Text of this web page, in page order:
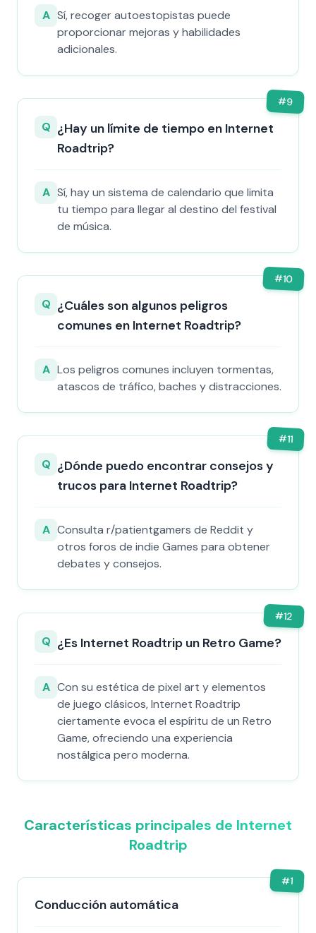
A Sí, recoger autoestopistas puede
proporcionar mejoras y habilidades
adicionales.
#9
Q ¿Hay un límite de tiempo en Internet
Roadtrip?
A Sí, hay un sistema de calendario que limita
tu tiempo para llegar al destino del festival
de música.
#10
Q ¿Cuáles son algunos peligros
comunes en Internet Roadtrip?
A Los peligros comunes incluyen tormentas,
atascos de tráfico, baches y distracciones.
#11
Q ¿Dónde puedo encontrar consejos y
trucos para Internet Roadtrip?
A Consulta r/patientgamers de Reddit y
otros foros de indie Games para obtener
debates y consejos.
#12
Q ¿Es Internet Roadtrip un Retro Game?
A Con su estética de pixel art y elementos
de juego clásicos, Internet Roadtrip
ciertamente evoca el espíritu de un Retro
Game, ofreciendo una experiencia
nostálgica pero moderna.
Características principales de Internet
Roadtrip
#1
Conducción automática